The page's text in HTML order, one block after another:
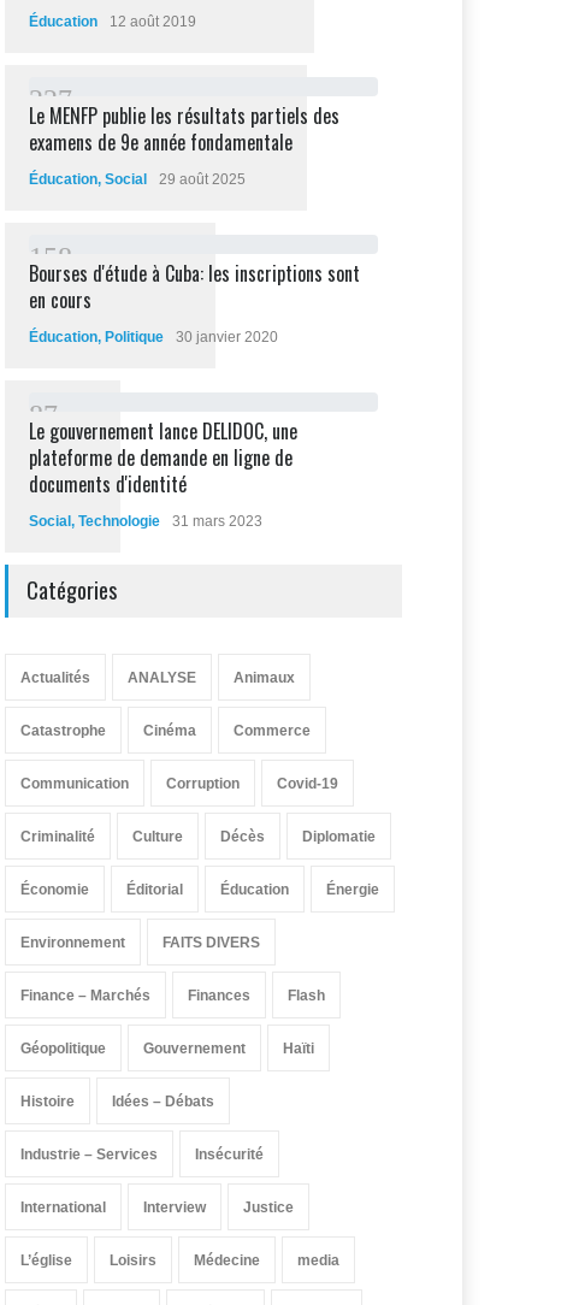
Éducation 12 août 2019
227
Le MENFP publie les résultats partiels des
examens de 9e année fondamentale
Éducation, Social 29 août 2025
1 58
Bourses d'étude à Cuba: les inscriptions sont
en cours
Éducation, Politique 30 janvier 2020
87
Le gouvernement lance DELIDOC, une
plateforme de demande en ligne de
documents d'identité
Social , Technologie 31 mars 2023
Catégories
Actualités ANALYSE Animaux
Catastrophe Cinéma Commerce
Communication Corruption Covid-19
Criminalité Culture Décès Diplomatie
Économie Éditorial Éducation Énergie
Environnement FAITS DIVERS
Finance – Marchés Finances Flash
Géopolitique Gouvernement Haïti
Histoire Idées – Débats
Industrie – Services Insécurité
International Interview Justice
L’église Loisirs Médecine media